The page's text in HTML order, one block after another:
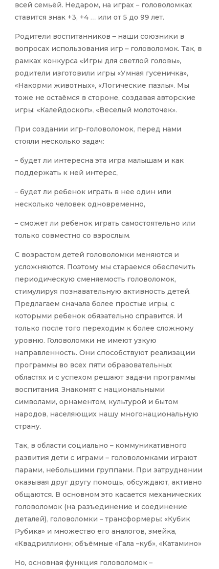
всей семьёй. Недаром, на играх – головоломках
ставится знак +3, +4 … или от 5 до 99 лет.
Родители воспитанников – наши союзники в
вопросах использования игр – головоломок. Так, в
рамках конкурса «Игры для светлой головы»,
родители изготовили игры «Умная гусеничка»,
«Накорми животных», «Логические пазлы». Мы
тоже не остаёмся в стороне, создавая авторские
игры: «Калейдоскоп», «Веселый молоточек».
При создании игр-головоломок, перед нами
стояли несколько задач:
– будет ли интересна эта игра малышам и как
поддержать к ней интерес,
– будет ли ребенок играть в нее один или
несколько человек одновременно,
– сможет ли ребёнок играть самостоятельно или
только совместно со взрослым.
С возрастом детей головоломки меняются и
усложняются. Поэтому мы стараемся обеспечить
периодическую сменяемость головоломок,
стимулируя познавательную активность детей.
Предлагаем сначала более простые игры, с
которыми ребенок обязательно справится. И
только после того переходим к более сложному
уровню. Головоломки не имеют узкую
направленность. Они способствуют реализации
программы во всех пяти образовательных
областях и с успехом решают задачи программы
воспитания. Знакомят с национальными
символами, орнаментом, культурой и бытом
народов, населяющих нашу многонациональную
страну.
Так, в области социально – коммуникативного
развития дети с играми – головоломками играют
парами, небольшими группами. При затруднении
оказывая друг другу помощь, обсуждают, активно
общаются. В основном это касается механических
головоломок (на разъединение и соединение
деталей), головоломки – трансформеры: «Кубик
Рубика» и множество его аналогов, змейка,
«Квадриллион»; объёмные «Гала –куб», «Катамино»
Но, основная функция головоломок –